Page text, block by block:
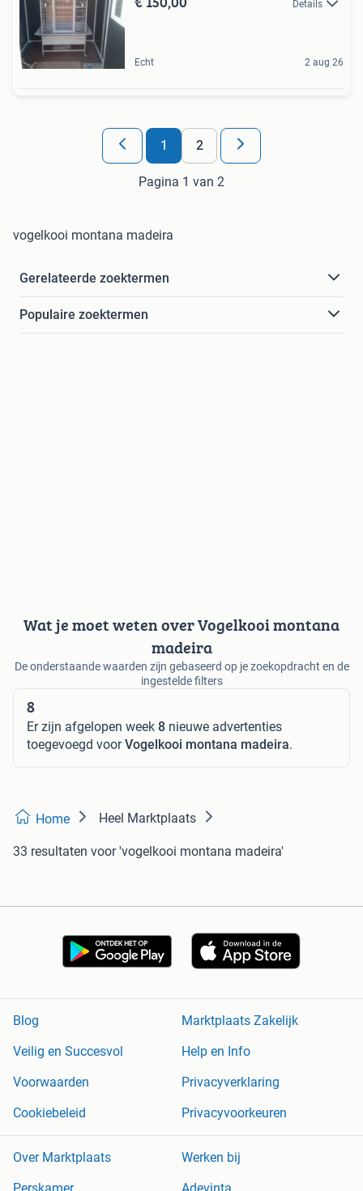
Details
Echt 2 aug 26
1 2
Pagina 1 van 2
vogelkooi montana madeira
Gerelateerde zoektermen
Populaire zoektermen
Wat je moet weten over Vogelkooi montana
madeira
De onderstaande waarden zijn gebaseerd op je zoekopdracht en de
ingestelde filters
8
Er zijn afgelopen week 8 nieuwe advertenties
toegevoegd voorVogelkooi montana madeira.
Home Heel Marktplaats
33 resultaten voor 'vogelkooi montana madeira'
Blog
Marktplaats Zakelijk
Veilig en Succesvol
Help en Info
Voorwaarden
Privacyverklaring
Cookiebeleid
Privacyvoorkeuren
Over Marktplaats
Werken bij